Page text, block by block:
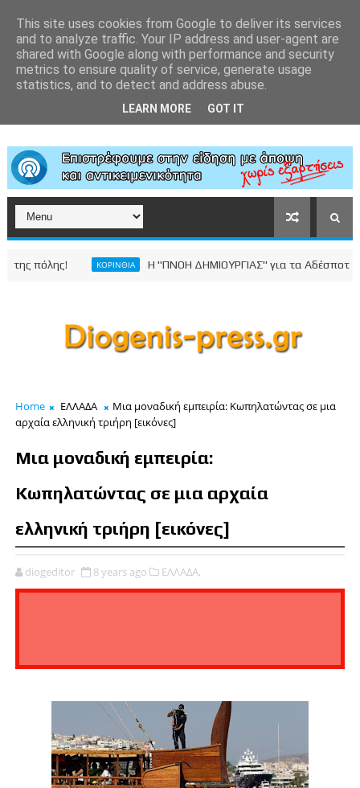
ΚΟΡΙΝΘΙΑ Η "ΠΝΟΗ ΔΗΜΙΟΥΡΓΙΑΣ" για τα Αδέσποτα Ζώα
Home ΕΛΛΑΔΑ
Μια μοναδική εμπειρία: Κωπηλατώντας σε μια
αρχαία ελληνική τριήρη [εικόνες]
Μια μοναδική εμπειρία:
Κωπηλατώντας σε μια αρχαία
ελληνική τριήρη [εικόνες]
diogeditor 8 years ago ΕΛΛΑΔΑ,
This site uses cookies from Google to deliver its services
and to analyze traffic. Your IP address and user-agent are
shared with Google along with performance and security
metrics to ensure quality of service, generate usage
statistics, and to detect and address abuse.
LEARN MORE GOT IT